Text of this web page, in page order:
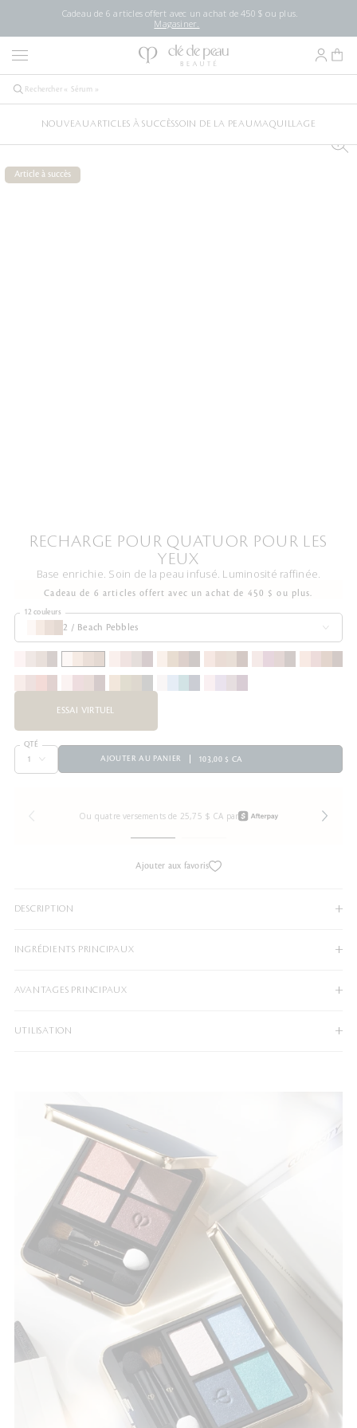
Cadeau de 6 articles offert avec un achat de 450 $ ou plus.
Magasiner.
NOUVEAUARTICLES À SUCCÈSSOIN DE LA PEAUMAQUILLAGE
Article à succès
RECHARGE POUR QUATUOR POUR LES
YEUX
Base enrichie. Soin de la peau infusé. Luminosité raffinée.
Cadeau de 6 articles offert avec un achat de 450 $ ou plus.
12 couleurs
2 / Beach Pebbles
ESSAI VIRTUEL
QTÉ
AJOUTER AU PANIER
103,00 $ CA
Ou quatre versements de 25,75 $ CA par
Ajouter aux favoris
DESCRIPTION
INGRÉDIENTS PRINCIPAUX
AVANTAGES PRINCIPAUX
UTILISATION